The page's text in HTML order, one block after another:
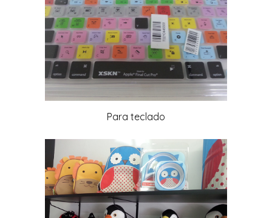
Para teclado